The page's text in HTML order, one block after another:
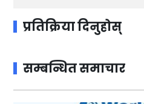
प्रतिक्रिया दिनुहोस्
सम्बन्धित समाचार